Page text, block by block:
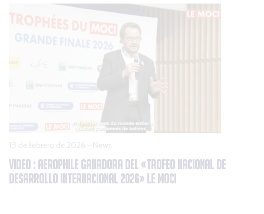
VIDEO : AEROPHILE GANADORA DEL «TROFEO NACIONAL DE
DESARROLLO INTERNACIONAL 2026» LE MOCI